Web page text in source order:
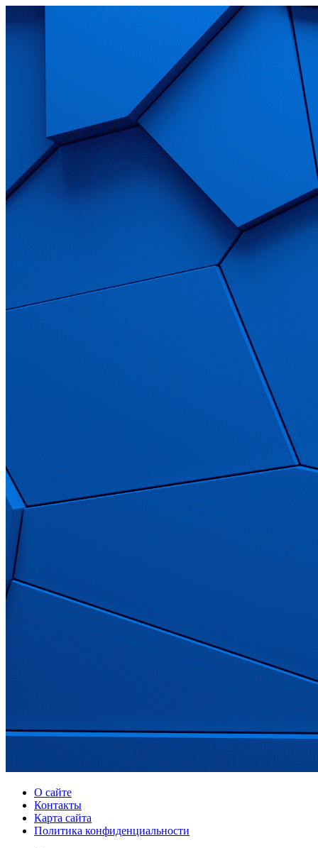
О сайте
Контакты
Карта сайта
Политика конфиденциальности